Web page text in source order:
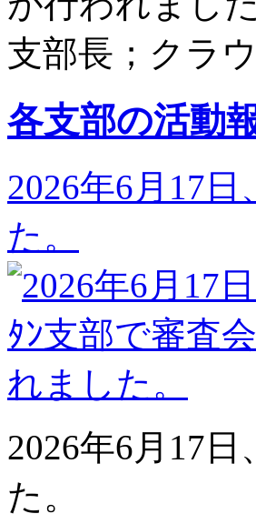
支部長；クラ
各支部の活動
2026年6月17
た。
2026年6月17
た。